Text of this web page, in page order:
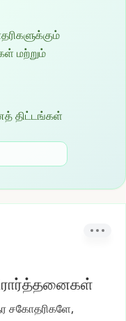
மற்றும்
திட்டங்கள்
சகோதரிகளே,